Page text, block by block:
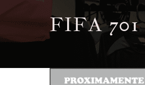
FIFA 701